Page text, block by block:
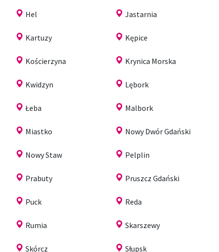
Hel Jastarnia
Kartuzy Kępice
Kościerzyna Krynica Morska
Kwidzyn Lębork
Łeba Malbork
Miastko Nowy Dwór Gdański
Nowy Staw Pelplin
Prabuty Pruszcz Gdański
Puck Reda
Rumia Skarszewy
Skórcz Słupsk